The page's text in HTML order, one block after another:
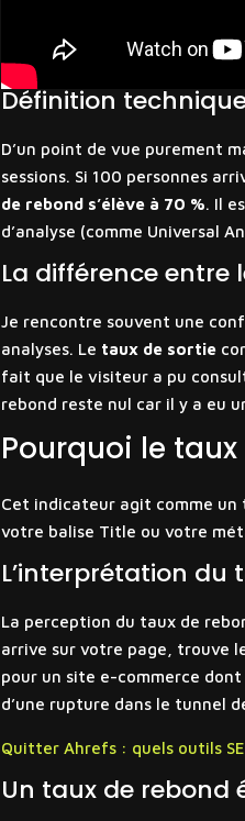
Définition
D’un point de vue purement
sessions. Si 100 personnes
de rebond s’élève à 70 %. Il
d’analyse (comme Universal
La différence entre
Je rencontre souvent une
analyses. Le taux de sortie
fait que le visiteur a pu
rebond reste nul car il y a eu
Pourquoi le
Cet indicateur agit comme
votre balise Title ou votre
L’interprétation du
La perception du taux de
arrive sur votre page, trouve
pour un site e-commerce
d’une rupture dans le tunnel
Quitter Ahrefs : quels outils
Un taux de rebond